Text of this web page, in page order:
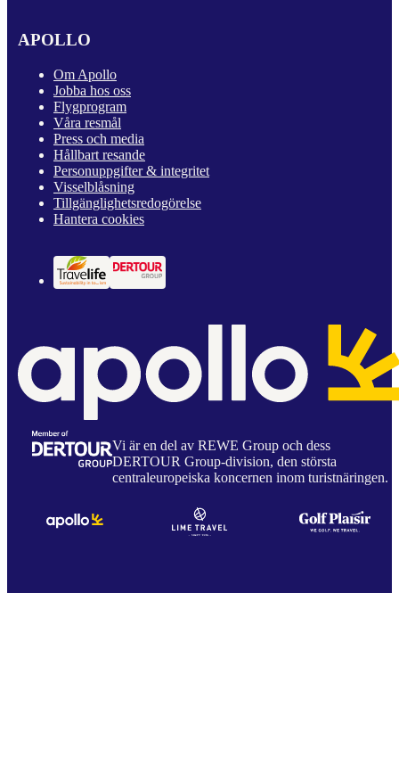
APOLLO
Om Apollo
Jobba hos oss
Flygprogram
Våra resmål
Press och media
Hållbart resande
Personuppgifter & integritet
Visselblåsning
Tillgänglighetsredogörelse
Hantera cookies
Vi är en del av REWE Group och dess
DERTOUR Group-division, den största
centraleuropeiska koncernen inom turistnäringen.